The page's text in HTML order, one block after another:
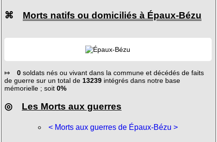
⌘ Morts natifs ou domiciliés à Épaux-Bézu
⤇ 0soldats nés ou vivant dans la commune et décédés de faits
de guerre sur un total de 13239intégrés dans notre base
mémorielle ; soit 0%
◎ Les Morts aux guerres
< Morts aux guerres de Épaux-Bézu >